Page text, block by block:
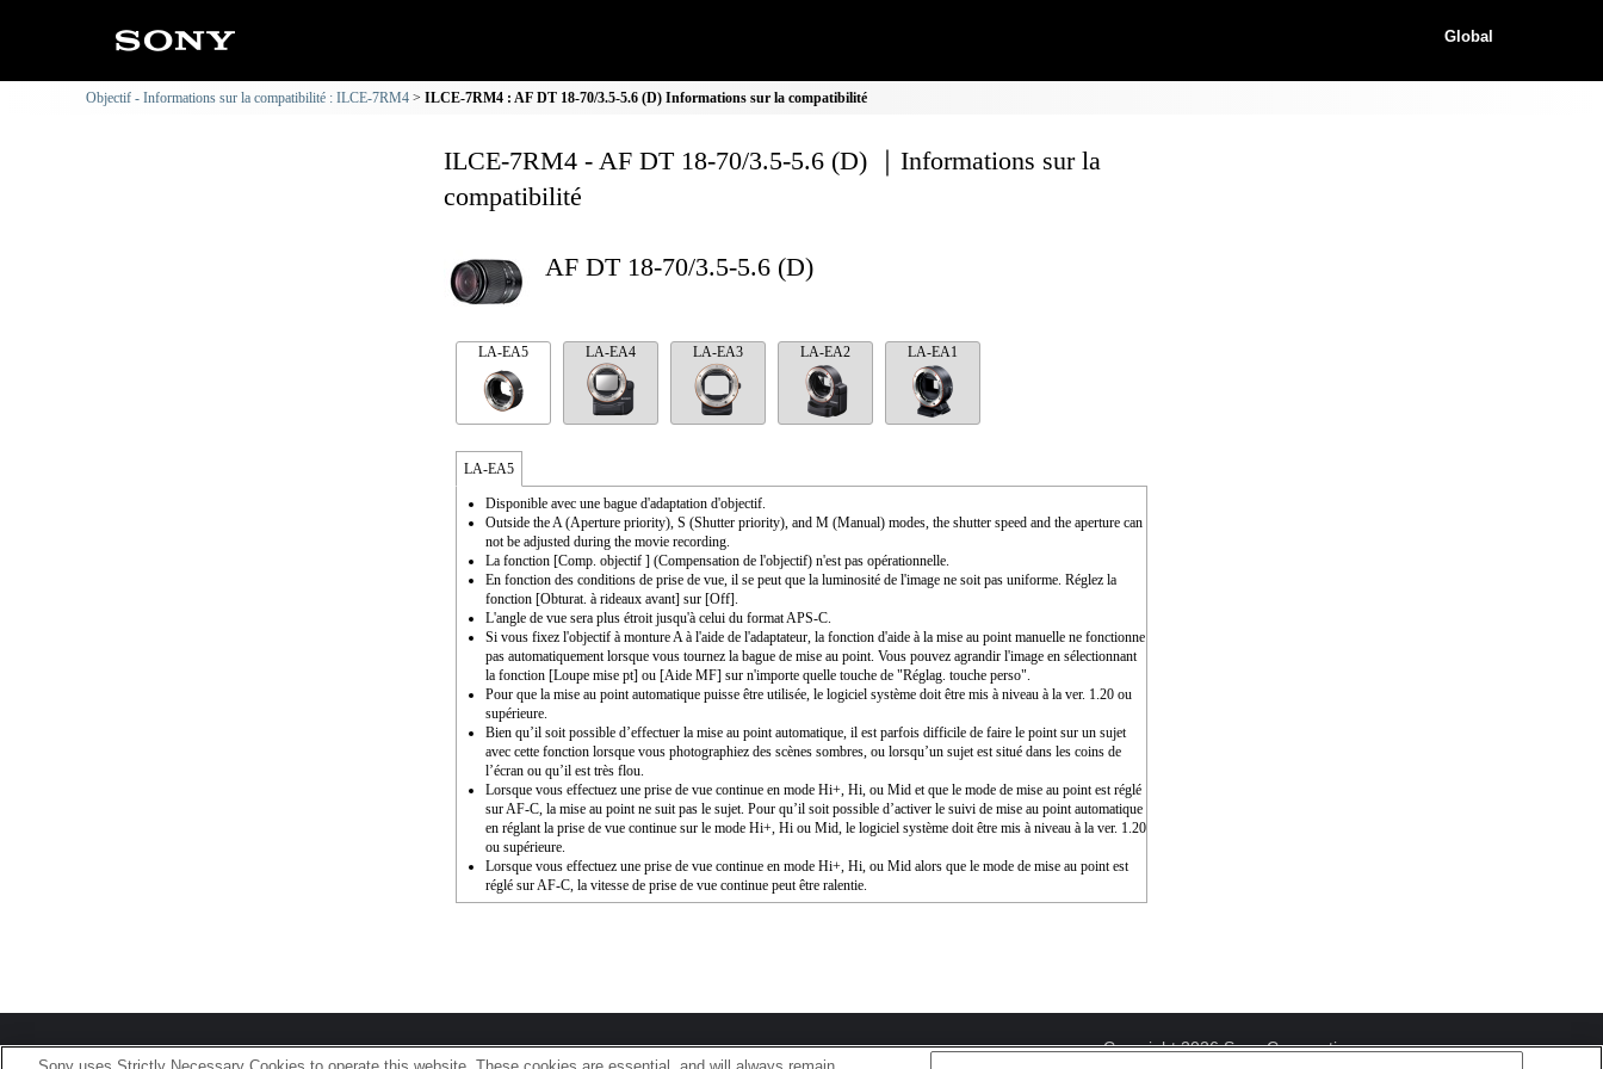
Global
Objectif - Informations sur la compatibilité : ILCE-7RM4 ILCE-7RM4 : AF DT 18-70/3.5-5.6 (D) Informations sur la compatibilité
ILCE-7RM4 - AF DT 18-70/3.5-5.6 (D) ｜Informations sur la
compatibilité
AF DT 18-70/3.5-5.6 (D)
LA-EA5 LA-EA4 LA-EA3 LA-EA2 LA-EA1
LA-EA5
Disponible avec une bague d'adaptation d'objectif.
Outside the A (Aperture priority), S (Shutter priority), and M (Manual) modes, the shutter speed and the aperture can
not be adjusted during the movie recording.
La fonction [Comp. objectif ] (Compensation de l'objectif) n'est pas opérationnelle.
En fonction des conditions de prise de vue, il se peut que la luminosité de l'image ne soit pas uniforme. Réglez la
fonction [Obturat. à rideaux avant] sur [Off].
L'angle de vue sera plus étroit jusqu'à celui du format APS-C.
Si vous fixez l'objectif à monture A à l'aide de l'adaptateur, la fonction d'aide à la mise au point manuelle ne fonctionne
pas automatiquement lorsque vous tournez la bague de mise au point. Vous pouvez agrandir l'image en sélectionnant
la fonction [Loupe mise pt] ou [Aide MF] sur n'importe quelle touche de "Réglag. touche perso".
Pour que la mise au point automatique puisse être utilisée, le logiciel système doit être mis à niveau à la ver. 1.20 ou
supérieure.
Bien qu’il soit possible d’effectuer la mise au point automatique, il est parfois difficile de faire le point sur un sujet
avec cette fonction lorsque vous photographiez des scènes sombres, ou lorsqu’un sujet est situé dans les coins de
l’écran ou qu’il est très flou.
Lorsque vous effectuez une prise de vue continue en mode Hi+, Hi, ou Mid et que le mode de mise au point est réglé
sur AF-C, la mise au point ne suit pas le sujet. Pour qu’il soit possible d’activer le suivi de mise au point automatique
en réglant la prise de vue continue sur le mode Hi+, Hi ou Mid, le logiciel système doit être mis à niveau à la ver. 1.20
ou supérieure.
Lorsque vous effectuez une prise de vue continue en mode Hi+, Hi, ou Mid alors que le mode de mise au point est
réglé sur AF-C, la vitesse de prise de vue continue peut être ralentie.
Terms of Use Contact Us Copyright 2026 Sony Corporation